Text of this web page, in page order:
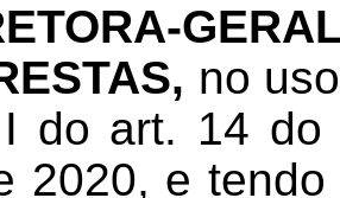
no
do art. 14 do
2020, e